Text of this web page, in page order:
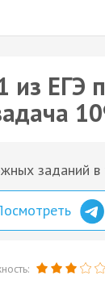
из ЕГЭ
заданий в